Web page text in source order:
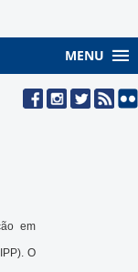
MENU
em
O